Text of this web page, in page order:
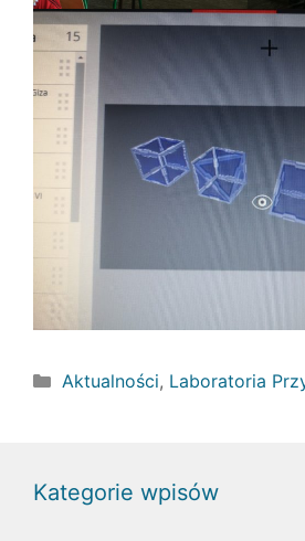
Kategorie
Aktualności, Laboratoria
Kategorie wpisów